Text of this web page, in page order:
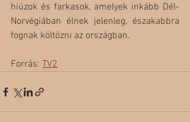
hiúzok és farkasok, amelyek inkább Dél-
Norvégiában élnek jelenleg, északabbra
fognak költözni az országban.
Forrás: TV2